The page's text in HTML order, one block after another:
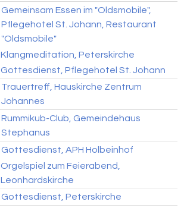
Gemeinsam Essen im "Oldsmobile",
Pflegehotel St. Johann, Restaurant
"Oldsmobile"
Klangmeditation, Peterskirche
Gottesdienst, Pflegehotel St. Johann
Trauertreff, Hauskirche Zentrum
Johannes
Rummikub-Club, Gemeindehaus
Stephanus
Gottesdienst, APH Holbeinhof
Orgelspiel zum Feierabend,
Leonhardskirche
Gottesdienst, Peterskirche